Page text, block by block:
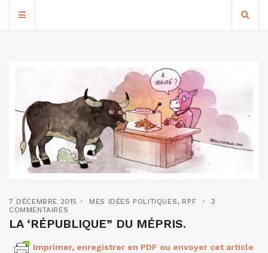
7 DÉCEMBRE 2015 MES IDÉES POLITIQUES, RPF
3
COMMENTAIRES
LA ‘RÉPUBLIQUE” DU MÉPRIS.
Imprimer, enregistrer en PDF ou envoyer cet article